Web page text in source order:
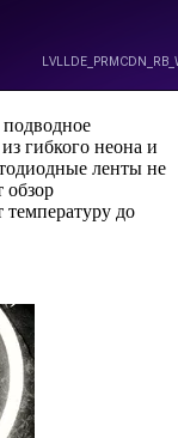
гибкого неона и
ленты не
обзор
до